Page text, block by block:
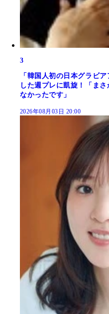
3
「韓国人初の日本グラビ
した週プレに凱旋！「ま
なかったです」
2026年08月03日 20:00